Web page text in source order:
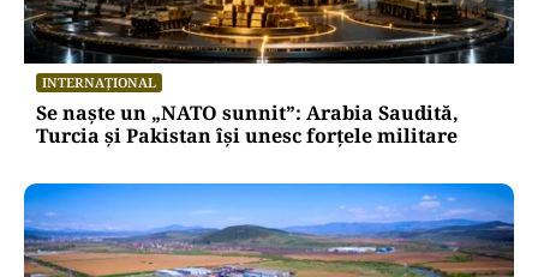
INTERNAȚIONAL
Se naște un „NATO sunnit”: Arabia Saudită,
Turcia și Pakistan își unesc forțele militare